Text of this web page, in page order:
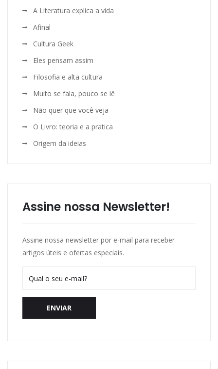
A Literatura explica a vida
Afinal
Cultura Geek
Eles pensam assim
Filosofia e alta cultura
Muito se fala, pouco se lê
Não quer que você veja
O Livro: teoria e a pratica
Origem da ideias
Assine nossa Newsletter!
Assine nossa newsletter por e-mail para receber
artigos úteis e ofertas especiais.
ENVIAR